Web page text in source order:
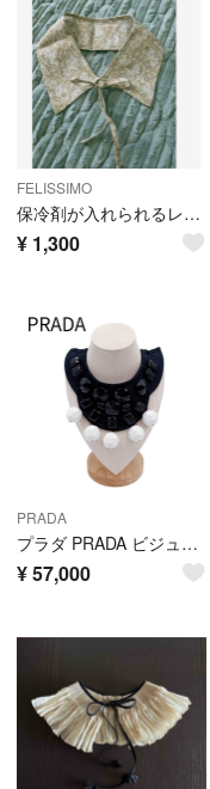
FELISSIMO
保冷剤が入れられるレース柄つけ襟
¥ 1,300
PRADA
プラダ PRADA ビジュー 付け襟 ブラック ホワイト コットン リボンカラー ビブカラー
¥57,000